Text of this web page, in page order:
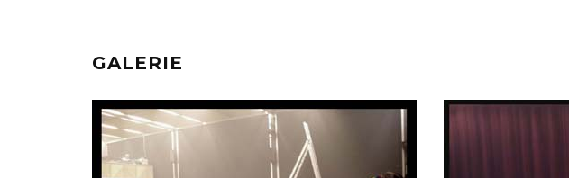
GALERIE